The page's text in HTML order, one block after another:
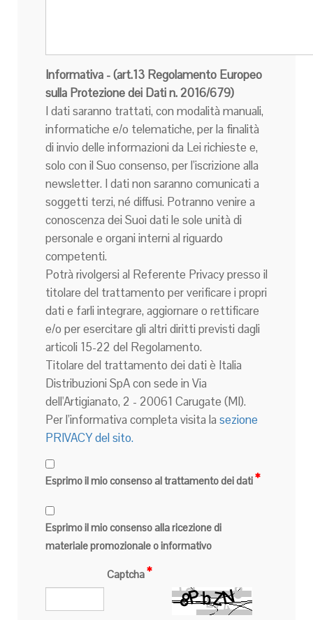
Informativa - (art.13 Regolamento Europeo
sulla Protezione dei Dati n. 2016/679)
I dati saranno trattati, con modalità manuali,
informatiche e/o telematiche, per la finalità
di invio delle informazioni da Lei richieste e,
solo con il Suo consenso, per l’iscrizione alla
newsletter. I dati non saranno comunicati a
soggetti terzi, né diffusi. Potranno venire a
conoscenza dei Suoi dati le sole unità di
personale e organi interni al riguardo
competenti.
Potrà rivolgersi al Referente Privacy presso il
titolare del trattamento per verificare i propri
dati e farli integrare, aggiornare o rettificare
e/o per esercitare gli altri diritti previsti dagli
articoli 15-22 del Regolamento.
Titolare del trattamento dei dati è Italia
Distribuzioni SpA con sede in Via
dell'Artigianato, 2 - 20061 Carugate (MI).
Per l’informativa completa visita la sezione
PRIVACY del sito.
Esprimo il mio consenso al trattamento dei dati
Esprimo il mio consenso alla ricezione di
materiale promozionale o informativo
Captcha